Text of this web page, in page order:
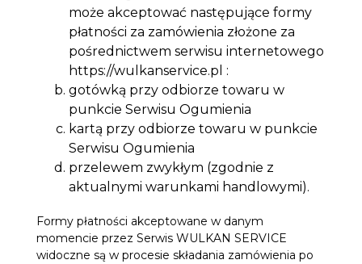
może akceptować następujące formy
płatności za zamówienia złożone za
pośrednictwem serwisu internetowego
https://wulkanservice.pl :
gotówką przy odbiorze towaru w
punkcie Serwisu Ogumienia
kartą przy odbiorze towaru w punkcie
Serwisu Ogumienia
przelewem zwykłym (zgodnie z
aktualnymi warunkami handlowymi).
Formy płatności akceptowane w danym
momencie przez Serwis WULKAN SERVICE
widoczne są w procesie składania zamówienia po